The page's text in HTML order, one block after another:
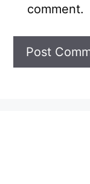
comment.